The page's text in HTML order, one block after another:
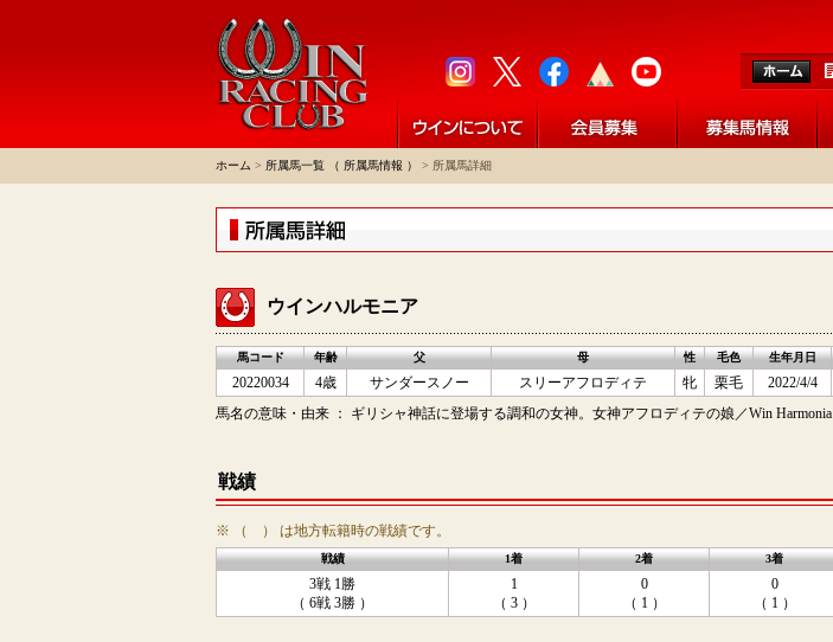
ホーム > 所属馬一覧 （ 所属馬情報 ） > 所属馬詳細
ウインハルモニア
馬コード 年齢 父 母 性 毛色 生年月日
20220034 4歳 サンダースノー スリーアフロディテ 牝 栗毛 2022/4/4
馬名の意味・由来 ： ギリシャ神話に登場する調和の女神。女神アフロディテの娘／Win Harmonia
戦績
※ （ ） は地方転籍時の戦績です。
戦績 1着 2着 3着
3戦 1勝
（ 6戦 3勝 ）
1
（ 3 ）
0
（ 1 ）
0
（ 1 ）